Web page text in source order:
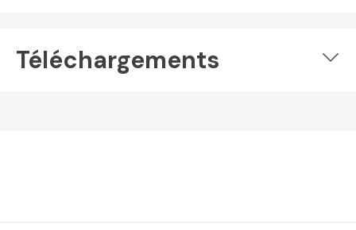
Téléchargements